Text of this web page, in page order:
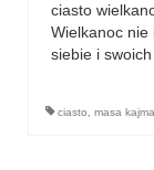
ciasto
Wielkanoc nie
siebie i
ciasto masa